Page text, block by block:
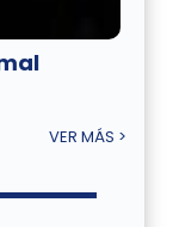
VER MÁS >